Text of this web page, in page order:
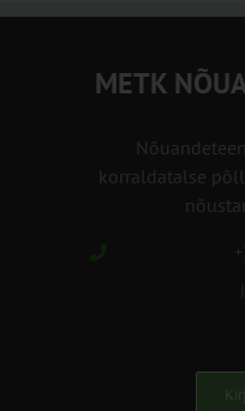
METK
korraldatalse